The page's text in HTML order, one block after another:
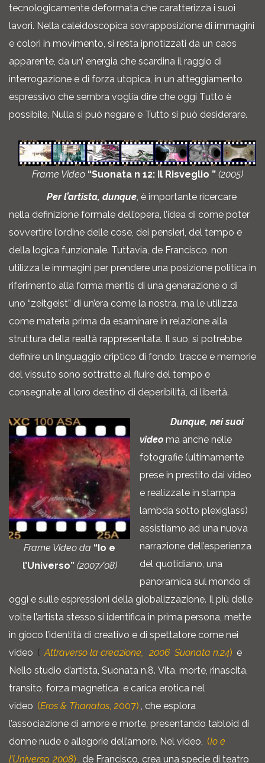
tecnologicamente deformata che caratterizza i suoi
lavori. Nella caleidoscopica sovrapposizione di immagini
e colori in movimento, si resta ipnotizzati da un caos
apparente, da un’ energia che scardina il raggio di
interrogazione e di forza utopica, in un atteggiamento
espressivo che sembra voglia dire che oggi Tutto è
possibile, Nulla si può negare e Tutto si può desiderare.
Frame Video “Suonata n 12: Il Risveglio ” (2005)
Per l’artista, dunque, è importante ricercare
nella definizione formale dell’opera, l’idea di come poter
sovvertire l’ordine delle cose, dei pensieri, del tempo e
della logica funzionale. Tuttavia, de Francisco, non
utilizza le immagini per prendere una posizione politica in
riferimento alla forma mentis di una generazione o di
uno “zeitgeist” di un’era come la nostra, ma le utilizza
come materia prima da esaminare in relazione alla
struttura della realtà rappresentata. Il suo, si potrebbe
definire un linguaggio criptico di fondo: tracce e memorie
del vissuto sono sottratte al fluire del tempo e
consegnate al loro destino di deperibilità, di libertà.
Frame Video da “Io e
l’Universo” (2007/08)
Dunque, nei suoi
video ma anche nelle
fotografie (ultimamente
prese in prestito dai video
e realizzate in stampa
lambda sotto plexiglass)
assistiamo ad una nuova
narrazione dell’esperienza
del quotidiano, una
panoramica sul mondo di
oggi e sulle espressioni della globalizzazione. Il più delle
volte l’artista stesso si identifica in prima persona, mette
in gioco l’identità di creativo e di spettatore come nei
video ( Attraverso la creazione, 2006 Suonata n.24) e
Nello studio d’artista, Suonata n.8. Vita, morte, rinascita,
transito, forza magnetica e carica erotica nel
video (Eros & Thanatos, 2007) , che esplora
l’associazione di amore e morte, presentando tabloid di
donne nude e allegorie dell’amore. Nel video, (Io e
l’Universo, 2008) , de Francisco, crea una specie di teatro